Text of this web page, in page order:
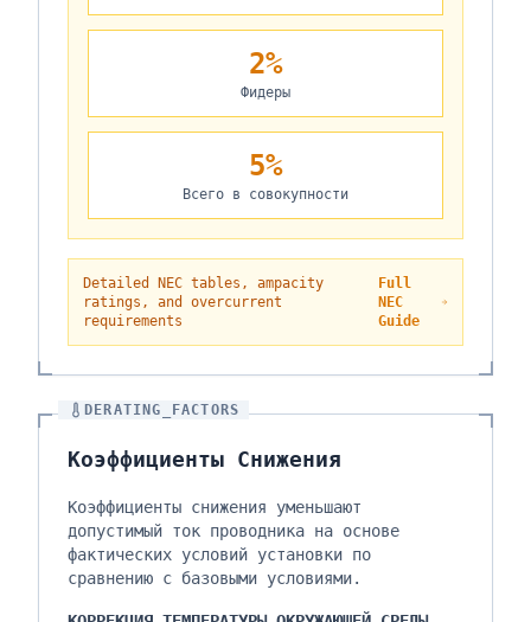
2%
Фидеры
5%
Всего в совокупности
Detailed NEC tables, ampacity
ratings, and overcurrent
requirements
Full
NEC
Guide
DERATING_FACTORS
Коэффициенты Снижения
Коэффициенты снижения уменьшают
допустимый ток проводника на основе
фактических условий установки по
сравнению с базовыми условиями.